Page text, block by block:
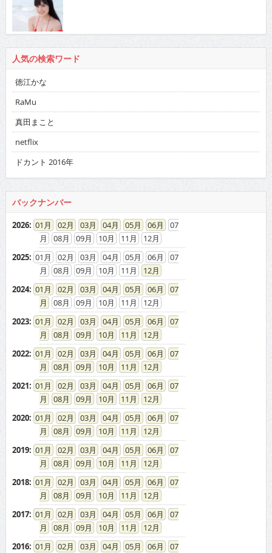
人気の検索ワード
徳江かな
RaMu
真田まこと
netflix
ドカント 2016年
バックナンバー
2026: 01 02 03 04 05 06
07
08
09 10 11
12
2025: 01 02 03 04 05 06
07
08
09 10 11
12
2024: 01 02 03 04 05 06
07
08
09 10 11
12
2023: 01 02 03 04 05 06
07
08
09 10 11
12
2022: 01 02 03 04 05 06
07
08
09 10 11
12
2021: 01 02 03 04 05 06
07
08
09 10 11
12
2020: 01 02 03 04 05 06
07
08
09 10 11
12
2019: 01 02 03 04 05 06
07
08
09 10 11
12
2018: 01 02 03 04 05 06
07
08
09 10 11
12
2017: 01 02 03 04 05 06
07
08
09 10 11
12
2016: 01 02 03 04 05 06
07